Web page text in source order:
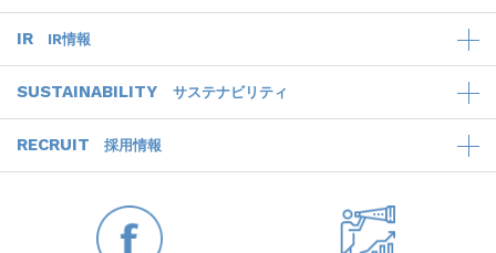
IR IR情報
SUSTAINABILITY サステナビリティ
RECRUIT 採用情報